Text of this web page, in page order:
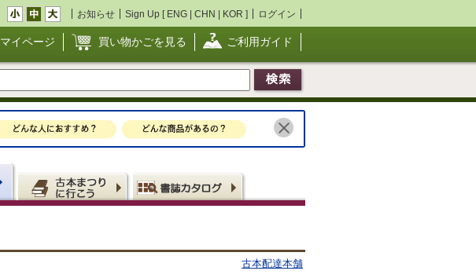
お知らせ Sign Up [ ENG | CHN | KOR ] ログイン
マイページ 買い物かごを見る ご利用ガイド
古本配達本舗